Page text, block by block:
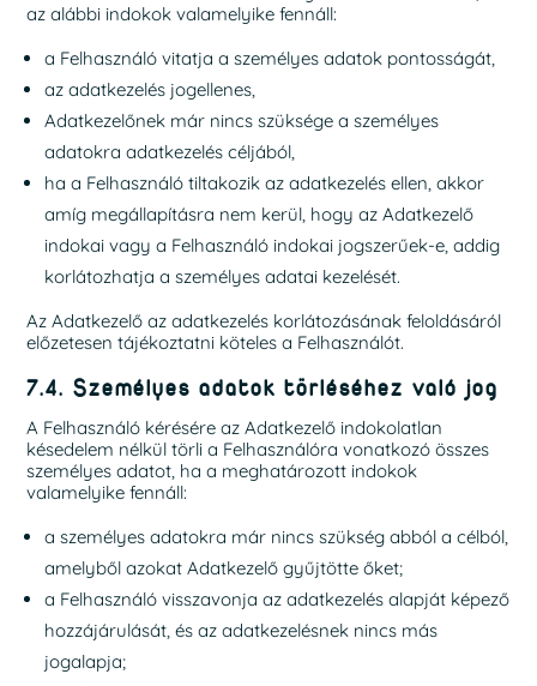
az alábbi indokok valamelyike fennáll:
a Felhasználó vitatja a személyes adatok pontosságát,
az adatkezelés jogellenes,
Adatkezelőnek már nincs szüksége a személyes
adatokra adatkezelés céljából,
ha a Felhasználó tiltakozik az adatkezelés ellen, akkor
amíg megállapításra nem kerül, hogy az Adatkezelő
indokai vagy a Felhasználó indokai jogszerűek-e, addig
korlátozhatja a személyes adatai kezelését.
Az Adatkezelő az adatkezelés korlátozásának feloldásáról
előzetesen tájékoztatni köteles a Felhasználót.
7.4. Személyes adatok törléséhez való jog
A Felhasználó kérésére az Adatkezelő indokolatlan
késedelem nélkül törli a Felhasználóra vonatkozó összes
személyes adatot, ha a meghatározott indokok
valamelyike fennáll:
a személyes adatokra már nincs szükség abból a célból,
amelyből azokat Adatkezelő gyűjtötte őket;
a Felhasználó visszavonja az adatkezelés alapját képező
hozzájárulását, és az adatkezelésnek nincs más
jogalapja;